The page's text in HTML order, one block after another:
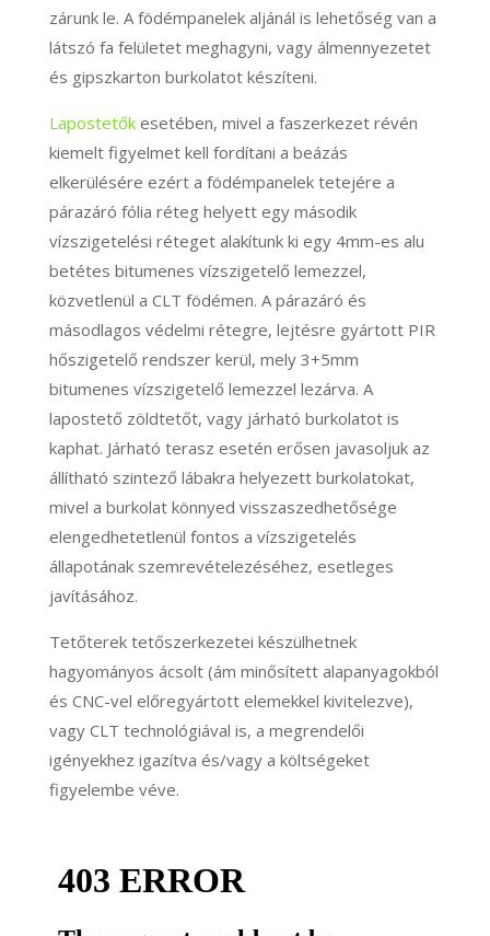
zárunk le. A födémpanelek aljánál is lehetőség van a
látszó fa felületet meghagyni, vagy álmennyezetet
és gipszkarton burkolatot készíteni.
Lapostetőkesetében, mivel a faszerkezet révén
kiemelt figyelmet kell fordítani a beázás
elkerülésére ezért a födémpanelek tetejére a
párazáró fólia réteg helyett egy második
vízszigetelési réteget alakítunk ki egy 4mm-es alu
betétes bitumenes vízszigetelő lemezzel,
közvetlenül a CLT födémen. A párazáró és
másodlagos védelmi rétegre, lejtésre gyártott PIR
hőszigetelő rendszer kerül, mely 3+5mm
bitumenes vízszigetelő lemezzel lezárva. A
lapostető zöldtetőt, vagy járható burkolatot is
kaphat. Járható terasz esetén erősen javasoljuk az
állítható szintező lábakra helyezett burkolatokat,
mivel a burkolat könnyed visszaszedhetősége
elengedhetetlenül fontos a vízszigetelés
állapotának szemrevételezéséhez, esetleges
javításához.
Tetőterek tetőszerkezetei készülhetnek
hagyományos ácsolt (ám minősített alapanyagokból
és CNC-vel előregyártott elemekkel kivitelezve),
vagy CLT technológiával is, a megrendelői
igényekhez igazítva és/vagy a költségeket
figyelembe véve.